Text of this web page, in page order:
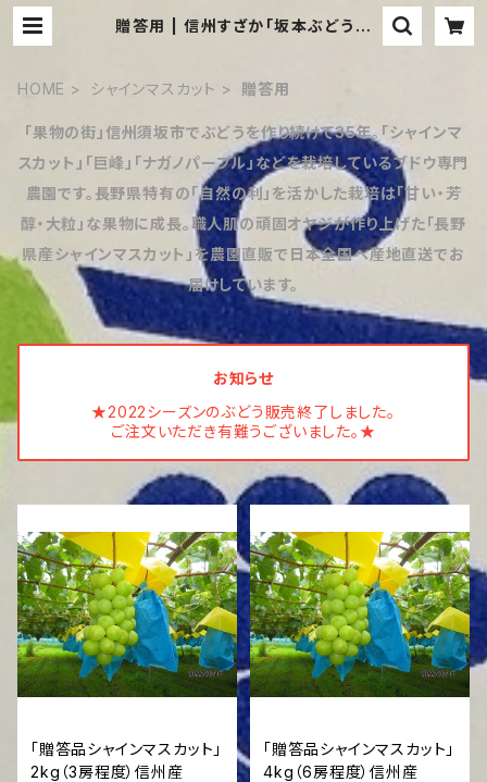
贈答用 | 信州すざか「坂本ぶどう農
HOME シャインマスカット 贈答用
「果物の街」信州須坂市でぶどうを作り続けて35年。「シャインマ
スカット」「巨峰」「ナガノパープル」などを栽培しているブドウ専門
農園です。長野県特有の「自然の利」を活かした栽培は「甘い・芳
醇・大粒」な果物に成長。職人肌の頑固オヤジが作り上げた「長野
県産シャインマスカット」を農園直販で日本全国へ産地直送でお
届けしています。
お知らせ
★2022シーズンのぶどう販売終了しました。
ご注文いただき有難うございました。★
「贈答品シャインマスカット」
2kg（3房程度）信州産
「贈答品シャインマスカット」
4kg（6房程度）信州産